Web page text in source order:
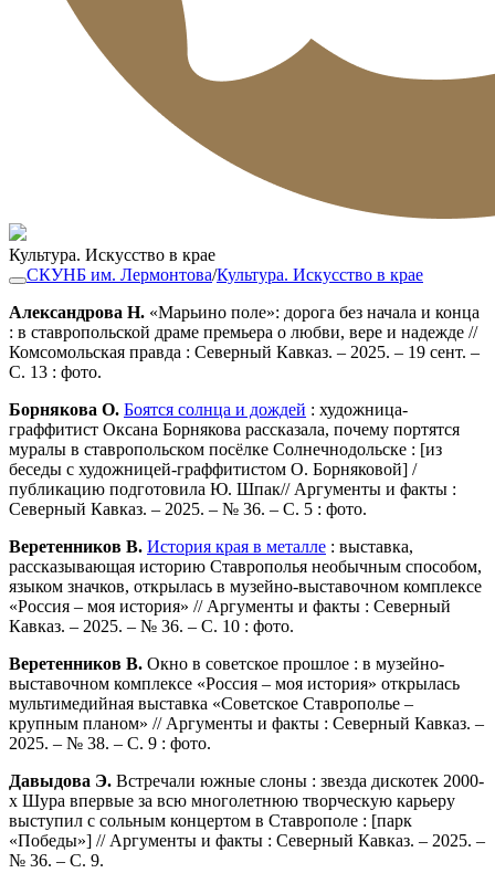
Культура. Искусство в крае
СКУНБ им. Лермонтова/Культура. Искусство в крае
Александрова Н. «Марьино поле»: дорога без начала и конца
: в ставропольской драме премьера о любви, вере и надежде //
Комсомольская правда : Северный Кавказ. – 2025. – 19 сент. –
С. 13 : фото.
Борнякова О. Боятся солнца и дождей : художница-
граффитист Оксана Борнякова рассказала, почему портятся
муралы в ставропольском посёлке Солнечнодольске : [из
беседы с художницей-граффитистом О. Борняковой] /
публикацию подготовила Ю. Шпак// Аргументы и факты :
Северный Кавказ. – 2025. – № 36. – С. 5 : фото.
Веретенников В. История края в металле : выставка,
рассказывающая историю Ставрополья необычным способом,
языком значков, открылась в музейно-выставочном комплексе
«Россия – моя история» // Аргументы и факты : Северный
Кавказ. – 2025. – № 36. – С. 10 : фото.
Веретенников В. Окно в советское прошлое : в музейно-
выставочном комплексе «Россия – моя история» открылась
мультимедийная выставка «Советское Ставрополье –
крупным планом» // Аргументы и факты : Северный Кавказ. –
2025. – № 38. – С. 9 : фото.
Давыдова Э. Встречали южные слоны : звезда дискотек 2000-
х Шура впервые за всю многолетнюю творческую карьеру
выступил с сольным концертом в Ставрополе : [парк
«Победы»] // Аргументы и факты : Северный Кавказ. – 2025. –
№ 36. – С. 9.